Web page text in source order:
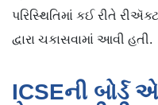
પરિસ્થિતિમાં કઈ રીતે
દ્વારા ચકાસવામાં આવી હતી.
ICSEની બોર્ડ